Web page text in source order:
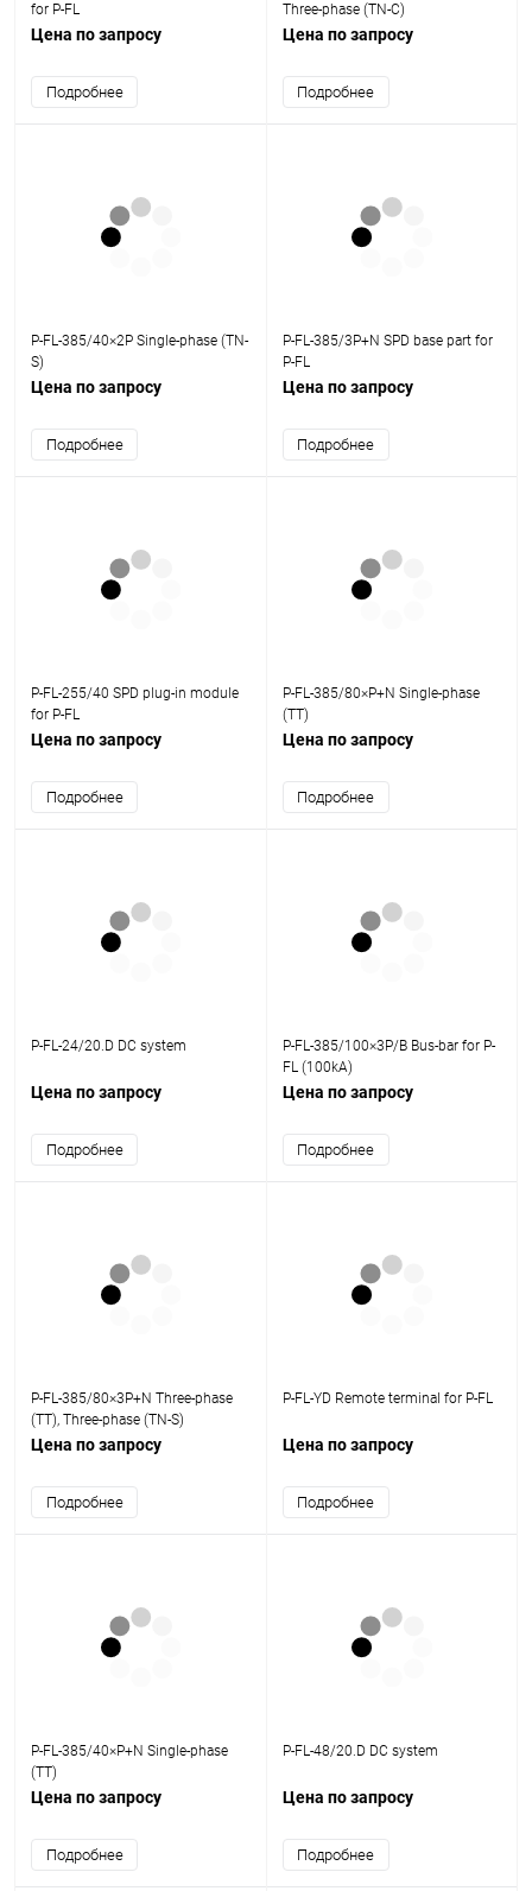
for P-FL
Цена по запросу
Подробнее
Three-phase (TN-C)
Цена по запросу
Подробнее
P-FL-385/40×2P Single-phase (TN-
S)
Цена по запросу
Подробнее
P-FL-385/3P+N SPD base part for
P-FL
Цена по запросу
Подробнее
P-FL-255/40 SPD plug-in module
for P-FL
Цена по запросу
Подробнее
P-FL-385/80×P+N Single-phase
(TT)
Цена по запросу
Подробнее
P-FL-24/20.D DC system
Цена по запросу
Подробнее
P-FL-385/100×3P/B Bus-bar for P-
FL (100kA)
Цена по запросу
Подробнее
P-FL-385/80×3P+N Three-phase
(TT), Three-phase (TN-S)
Цена по запросу
Подробнее
P-FL-YD Remote terminal for P-FL
Цена по запросу
Подробнее
P-FL-385/40×P+N Single-phase
(TT)
Цена по запросу
Подробнее
P-FL-48/20.D DC system
Цена по запросу
Подробнее